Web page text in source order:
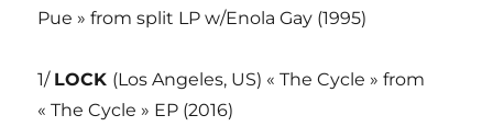
Pue » from split LP w/Enola Gay (1995)
1/ LOCK (Los Angeles, US) « The Cycle » from
« The Cycle » EP (2016)